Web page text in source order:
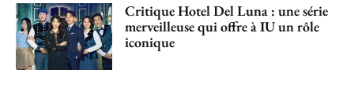
Critique Hotel Del Luna : une série
merveilleuse qui offre à IU un rôle
iconique